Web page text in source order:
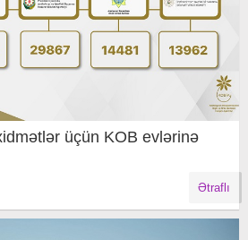
üçün KOB evlərinə
Ətraflı